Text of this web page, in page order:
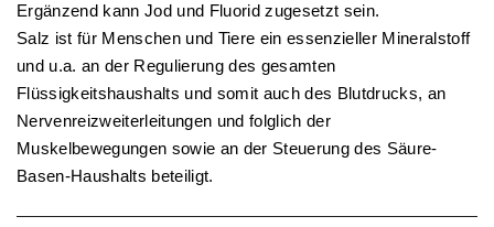
Ergänzend kann Jod und Fluorid zugesetzt sein.
Salz ist für Menschen und Tiere ein essenzieller Mineralstoff
und u.a. an der Regulierung des gesamten
Flüssigkeitshaushalts und somit auch des Blutdrucks, an
Nervenreizweiterleitungen und folglich der
Muskelbewegungen sowie an der Steuerung des Säure-
Basen-Haushalts beteiligt.